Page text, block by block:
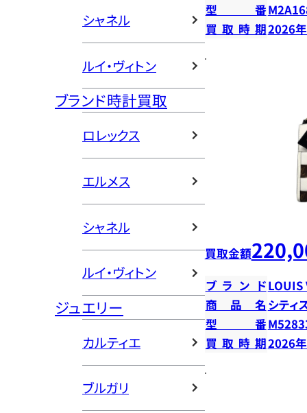
シャネル
ルイ・ヴィトン
ブランド時計買取
ロレックス
エルメス
シャネル
ルイ・ヴィトン
ジュエリー
カルティエ
ブルガリ
型番
買取時期2026
買取金額
ブランドLOUIS
商品名 シティ
型番
買取時期2026